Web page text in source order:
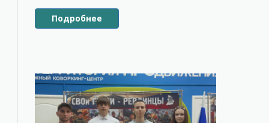
Подробнее